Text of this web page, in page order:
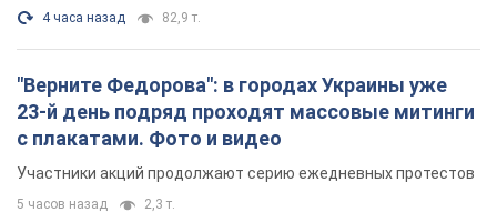
4 часа назад 82,9 т.
"Верните Федорова": в городах Украины уже
23-й день подряд проходят массовые митинги
с плакатами. Фото и видео
Участники акций продолжают серию ежедневных протестов
5 часов назад 2,3 т.